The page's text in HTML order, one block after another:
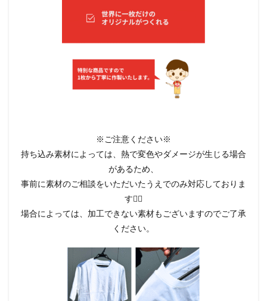
※ご注意ください※
持ち込み素材によっては、熱で変色やダメージが生じる場合
があるため、
事前に素材のご相談をいただいたうえでのみ対応しておりま
す🙇‍♀️
場合によっては、加工できない素材もございますのでご了承
ください。